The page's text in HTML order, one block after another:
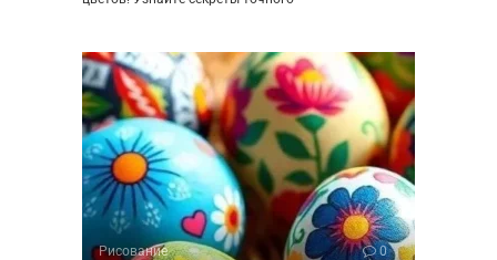
Рисование 0